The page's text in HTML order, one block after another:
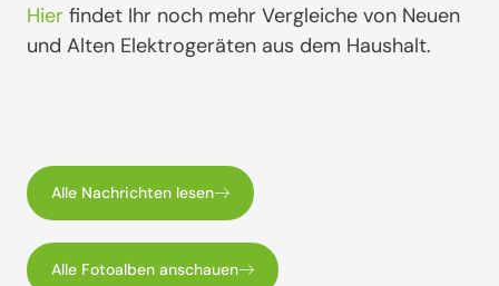
Hier findet Ihr noch mehr Vergleiche von Neuen
und Alten Elektrogeräten aus dem Haushalt.
Alle Nachrichten lesen
Alle Fotoalben anschauen